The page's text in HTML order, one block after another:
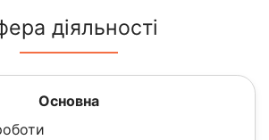
діяльності
Основна